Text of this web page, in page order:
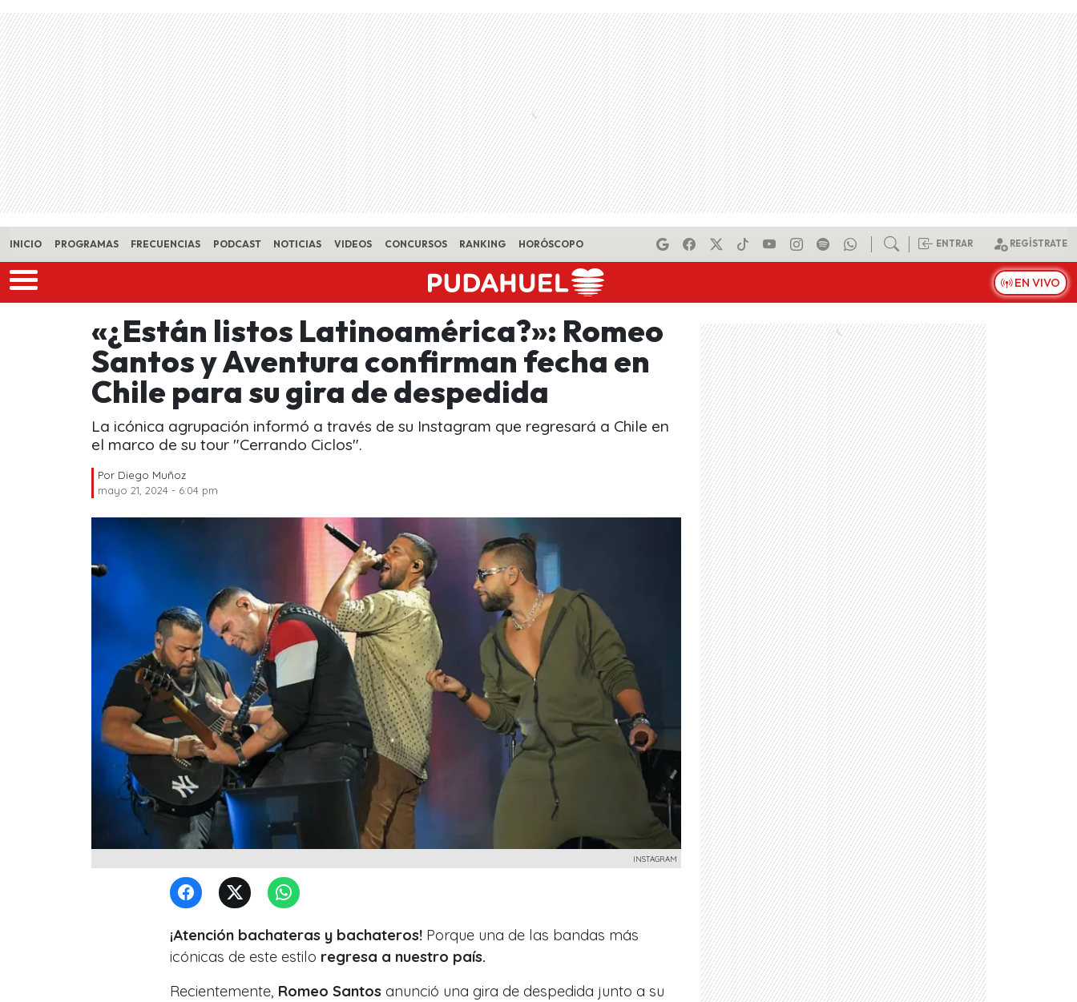
Skip to main content
INICIO PROGRAMAS FRECUENCIAS PODCAST NOTICIAS VIDEOS CONCURSOS RANKING HORÓSCOPO ENTRAR REGÍSTRATE
EN VIVO
«¿Están listos Latinoamérica?»: Romeo
Santos y Aventura confirman fecha en
Chile para su gira de despedida
La icónica agrupación informó a través de su Instagram que regresará a Chile en
el marco de su tour "Cerrando Ciclos".
Por Diego Muñoz
mayo 21, 2024 - 6:04 pm
INSTAGRAM
¡Atención bachateras y bachateros! Porque una de las bandas más
icónicas de este estilo regresa a nuestro país.
Recientemente, Romeo Santos anunció una gira de despedida junto a su